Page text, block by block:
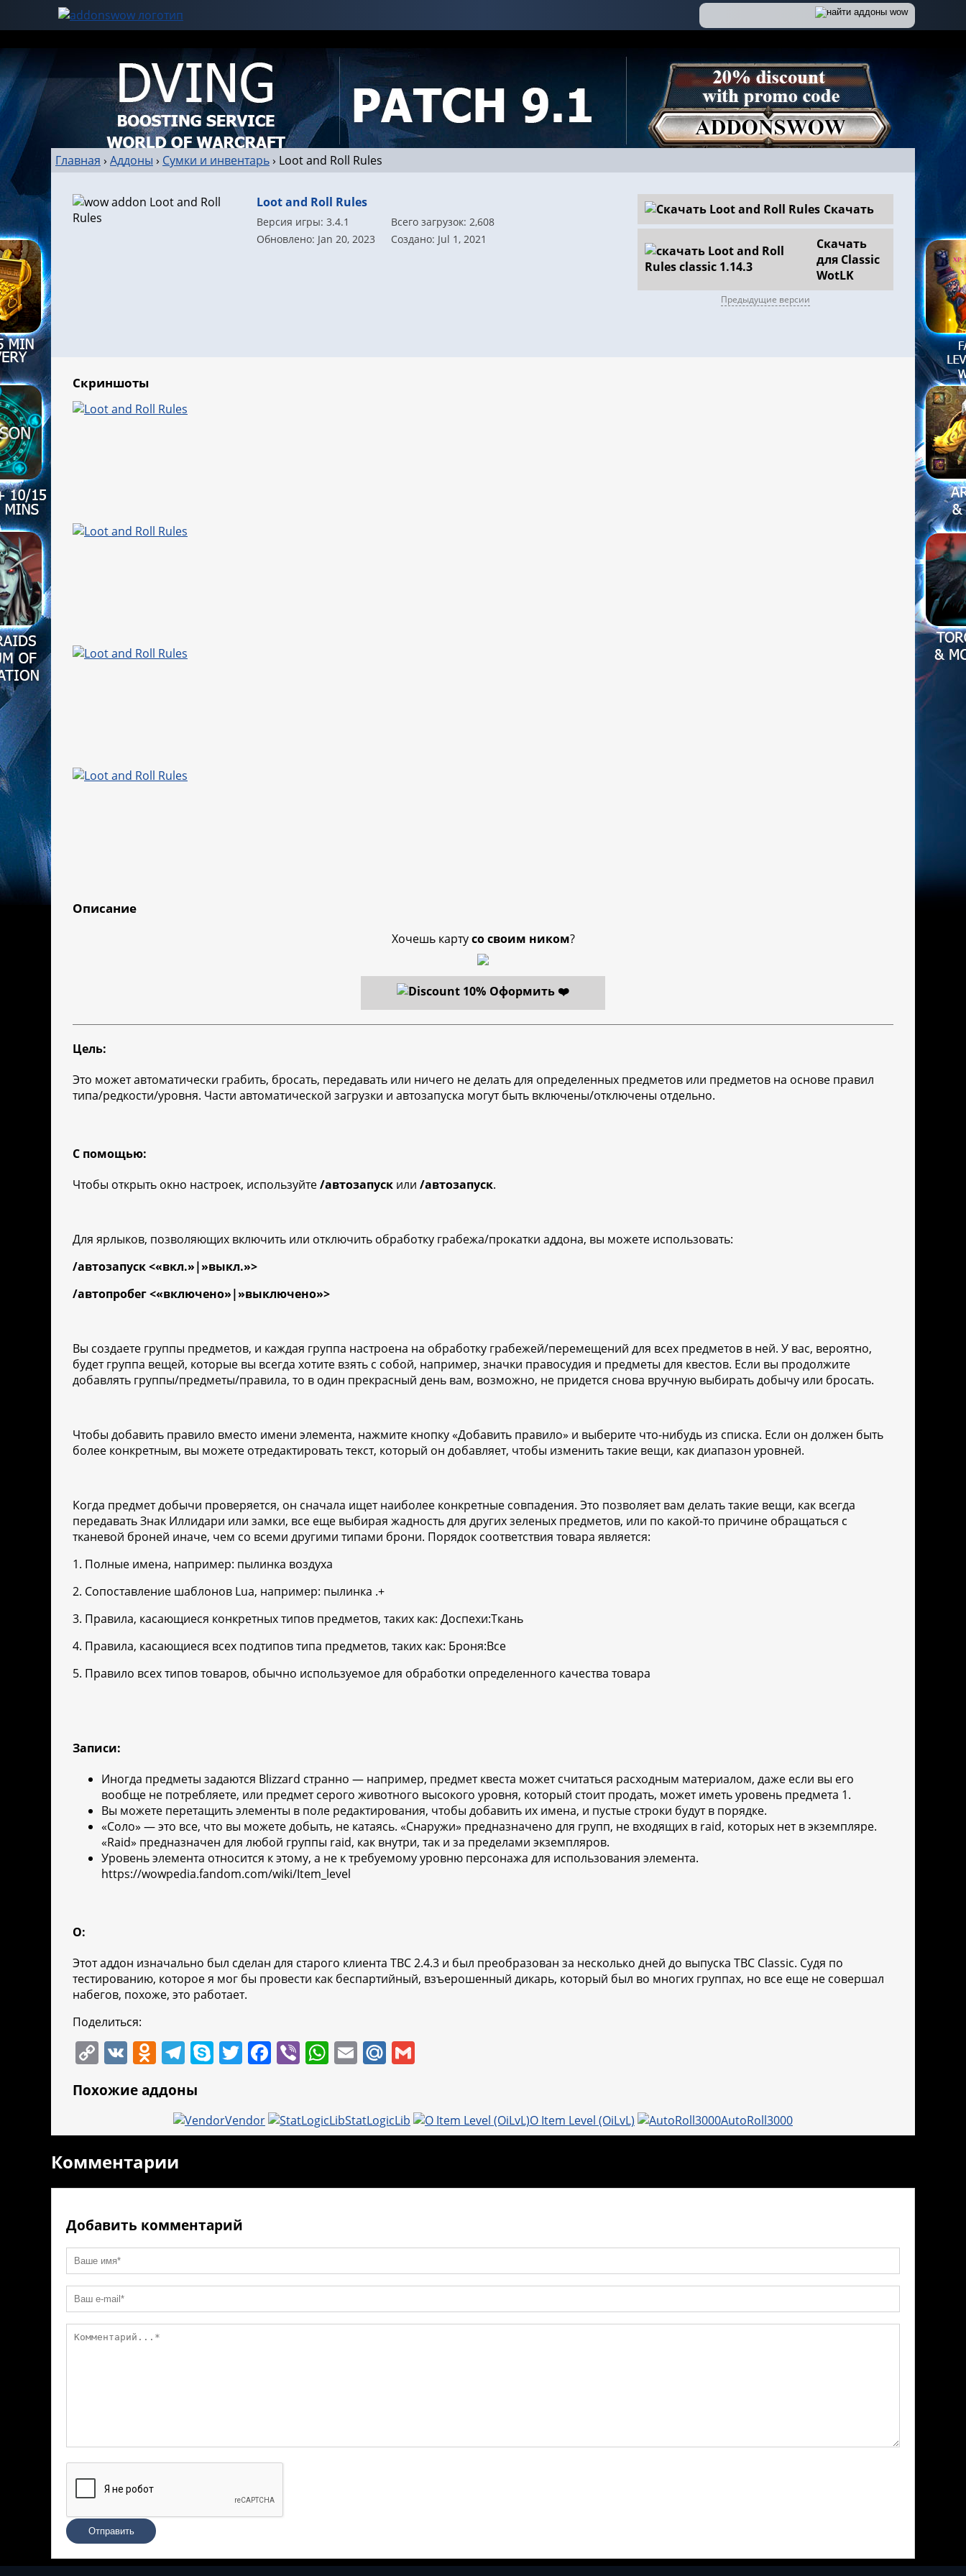
Главная › Аддоны › Сумки и инвентарь› Loot and Roll Rules
Loot and Roll Rules
Версия игры: 3.4.1
Всего загрузок: 2,608
Обновлено: Jan 20, 2023
Создано: Jul 1, 2021
Скачать
Скачать
для Classic
WotLK
Предыдущие версии
Скриншоты
Описание
Хочешь картусо своим ником?
Оформить ❤️
Цель:
Это может автоматически грабить, бросать, передавать или ничего не делать для определенных предметов или предметов на основе правил
типа/редкости/уровня. Части автоматической загрузки и автозапуска могут быть включены/отключены отдельно.
С помощью:
Чтобы открыть окно настроек, используйте/автозапуск или /автозапуск.
Для ярлыков, позволяющих включить или отключить обработку грабежа/прокатки аддона, вы можете использовать:
/автозапуск <«вкл.»|»выкл.»>
/автопробег <«включено»|»выключено»>
Вы создаете группы предметов, и каждая группа настроена на обработку грабежей/перемещений для всех предметов в ней. У вас, вероятно,
будет группа вещей, которые вы всегда хотите взять с собой, например, значки правосудия и предметы для квестов. Если вы продолжите
добавлять группы/предметы/правила, то в один прекрасный день вам, возможно, не придется снова вручную выбирать добычу или бросать.
Чтобы добавить правило вместо имени элемента, нажмите кнопку «Добавить правило» и выберите что-нибудь из списка. Если он должен быть
более конкретным, вы можете отредактировать текст, который он добавляет, чтобы изменить такие вещи, как диапазон уровней.
Когда предмет добычи проверяется, он сначала ищет наиболее конкретные совпадения. Это позволяет вам делать такие вещи, как всегда
передавать Знак Иллидари или замки, все еще выбирая жадность для других зеленых предметов, или по какой-то причине обращаться с
тканевой броней иначе, чем со всеми другими типами брони. Порядок соответствия товара является:
1. Полные имена, например: пылинка воздуха
2. Сопоставление шаблонов Lua, например: пылинка .+
3. Правила, касающиеся конкретных типов предметов, таких как: Доспехи:Ткань
4. Правила, касающиеся всех подтипов типа предметов, таких как: Броня:Все
5. Правило всех типов товаров, обычно используемое для обработки определенного качества товара
Записи:
Иногда предметы задаются Blizzard странно — например, предмет квеста может считаться расходным материалом, даже если вы его
вообще не потребляете, или предмет серого животного высокого уровня, который стоит продать, может иметь уровень предмета 1.
Вы можете перетащить элементы в поле редактирования, чтобы добавить их имена, и пустые строки будут в порядке.
«Соло» — это все, что вы можете добыть, не катаясь. «Снаружи» предназначено для групп, не входящих в raid, которых нет в экземпляре.
«Raid» предназначен для любой группы raid, как внутри, так и за пределами экземпляров.
Уровень элемента относится к этому, а не к требуемому уровню персонажа для использования элемента.
https://wowpedia.fandom.com/wiki/Item_level
О:
Этот аддон изначально был сделан для старого клиента TBC 2.4.3 и был преобразован за несколько дней до выпуска TBC Classic. Судя по
тестированию, которое я мог бы провести как беспартийный, взъерошенный дикарь, который был во многих группах, но все еще не совершал
набегов, похоже, это работает.
Поделиться:
C
p
Li
n
k
V O
n
kl
a
ss
ki
T
e
gr
a
S
p
e
T
er
F
e
b
o
Vi W
s
A
p
E
l
M
R
u
l
Похожие аддоны
Vendor StatLogicLib O Item Level (OiLvL) AutoRoll3000
Комментарии
Добавить комментарий
Отправить